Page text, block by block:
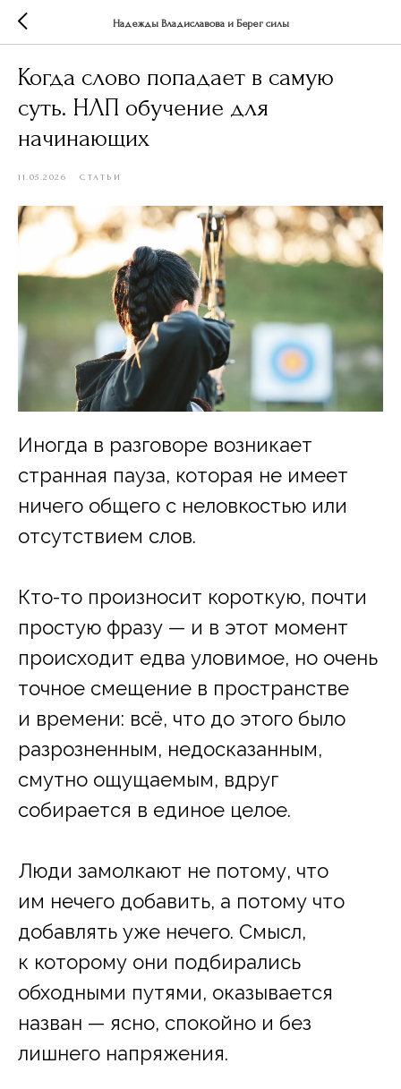
Надежды Владиславова и Берег силы
Когда слово попадает в самую
суть. НЛП обучение для
начинающих
11.05.2026 СТАТЬИ
Иногда в разговоре возникает
странная пауза, которая не имеет
ничего общего с неловкостью или
отсутствием слов.
Кто-то произносит короткую, почти
простую фразу — и в этот момент
происходит едва уловимое, но очень
точное смещение в пространстве
и времени: всё, что до этого было
разрозненным, недосказанным,
смутно ощущаемым, вдруг
собирается в единое целое.
Люди замолкают не потому, что
им нечего добавить, а потому что
добавлять уже нечего. Смысл,
к которому они подбирались
обходными путями, оказывается
назван — ясно, спокойно и без
лишнего напряжения.